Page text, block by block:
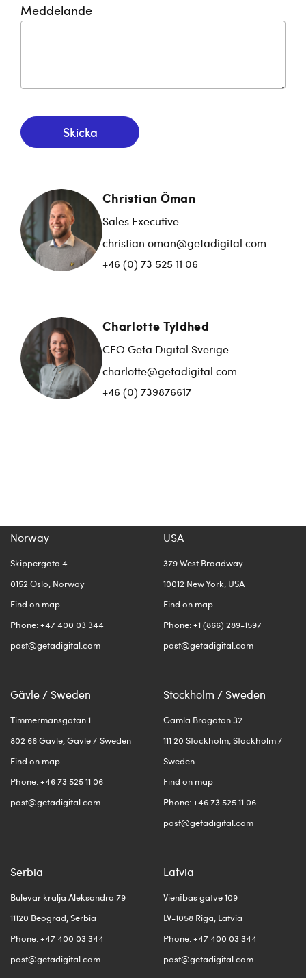
Meddelande
Skicka
Christian Öman
Sales Executive
christian.oman@getadigital.com
+46 (0) 73 525 11 06
Charlotte Tyldhed
CEO Geta Digital Sverige
charlotte@getadigital.com
+46 (0) 739876617
Norway
Skippergata 4
0152 Oslo, Norway
Find on map
Phone: +47 400 03 344
post@getadigital.com
USA
379 West Broadway
10012 New York, USA
Find on map
Phone: +1 (866) 289-1597
post@getadigital.com
Gävle / Sweden
Timmermansgatan 1
802 66 Gävle, Gävle / Sweden
Find on map
Phone: +46 73 525 11 06
post@getadigital.com
Stockholm / Sweden
Gamla Brogatan 32
111 20 Stockholm, Stockholm /
Sweden
Find on map
Phone: +46 73 525 11 06
post@getadigital.com
Serbia
Bulevar kralja Aleksandra 79
11120 Beograd, Serbia
Phone: +47 400 03 344
post@getadigital.com
Latvia
Vienības gatve 109
LV-1058 Riga, Latvia
Phone: +47 400 03 344
post@getadigital.com